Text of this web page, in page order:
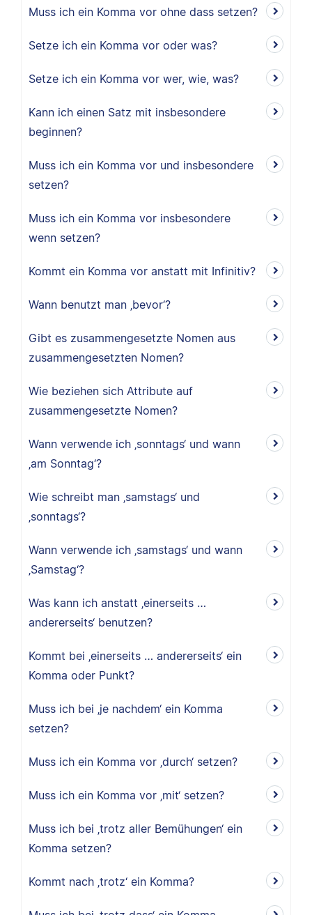
Muss ich ein Komma vor ohne dass setzen?
Setze ich ein Komma vor oder was?
Setze ich ein Komma vor wer, wie, was?
Kann ich einen Satz mit insbesondere
beginnen?
Muss ich ein Komma vor und insbesondere
setzen?
Muss ich ein Komma vor insbesondere
wenn setzen?
Kommt ein Komma vor anstatt mit Infinitiv?
Wann benutzt man ‚bevor‘?
Gibt es zusammengesetzte Nomen aus
zusammengesetzten Nomen?
Wie beziehen sich Attribute auf
zusammengesetzte Nomen?
Wann verwende ich ‚sonntags‘ und wann
‚am Sonntag‘?
Wie schreibt man ‚samstags‘ und
‚sonntags‘?
Wann verwende ich ‚samstags‘ und wann
‚Samstag‘?
Was kann ich anstatt ‚einerseits …
andererseits‘ benutzen?
Kommt bei ‚einerseits … andererseits‘ ein
Komma oder Punkt?
Muss ich bei ‚je nachdem‘ ein Komma
setzen?
Muss ich ein Komma vor ‚durch‘ setzen?
Muss ich ein Komma vor ‚mit‘ setzen?
Muss ich bei ‚trotz aller Bemühungen‘ ein
Komma setzen?
Kommt nach ‚trotz‘ ein Komma?